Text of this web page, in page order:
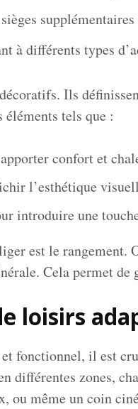
à différents types
Ils
éléments tels que :
confort et
l’esthétique
introduire une
est le
Cela permet
loisirs
fonctionnel, il est
différentes zones,
ou même un coin